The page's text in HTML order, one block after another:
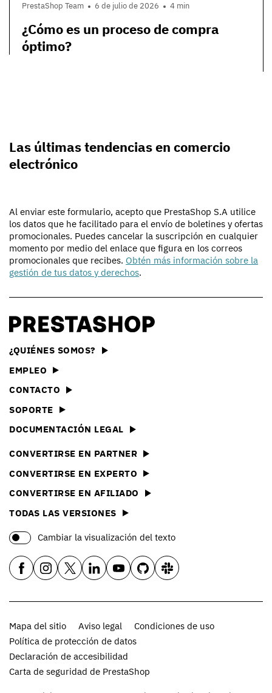
PrestaShop Team 6 de julio de 2026 4 min
¿Cómo es un proceso de compra
óptimo?
Las últimas tendencias en comercio
electrónico
Al enviar este formulario, acepto que PrestaShop S.A utilice
los datos que he facilitado para el envío de boletines y ofertas
promocionales. Puedes cancelar la suscripción en cualquier
momento por medio del enlace que figura en los correos
promocionales que recibes. Obtén más información sobre la
gestión de tus datos y derechos.
¿QUIÉNES SOMOS?
EMPLEO
CONTACTO
SOPORTE
DOCUMENTACIÓN LEGAL
CONVERTIRSE EN PARTNER
CONVERTIRSE EN EXPERTO
CONVERTIRSE EN AFILIADO
TODAS LAS VERSIONES
Cambiar la visualización del texto
Mapa del sitio Aviso legal
Condiciones de uso
Política de protección de datos
Declaración de accesibilidad
Carta de seguridad de PrestaShop